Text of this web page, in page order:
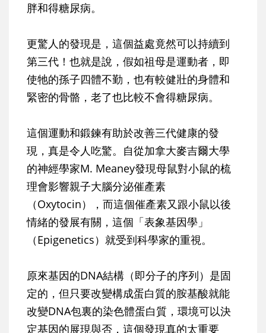
胖和得糖尿病。
更驚人的發現是，這個益處竟然可以持續到
第三代！也就是說，假如祖母是運動者，即
使牠的孫子四體不勤，也有較健壯的身體和
緊密的骨骼，老了也比較不會得糖尿病。
這個運動和鍛鍊有助於改善三代健康的發
現，真是令人吃驚。自從加拿大麥吉爾大學
的神經學家M. Meaney發現母鼠對小鼠的梳
理會影響親子大腦分泌催產素
（Oxytocin），而這個催產素又跟小鼠以後
情緒的發展有關，這個「表象基因學」
（Epigenetics）就受到科學家的重視。
原來基因的DNA結構（即分子的序列）是固
定的，但只要改變構成蛋白質的胺基酸就能
改變DNA包裏的染色體蛋白質，環境可以決
定基因的展現與否，這個發現真的太重要